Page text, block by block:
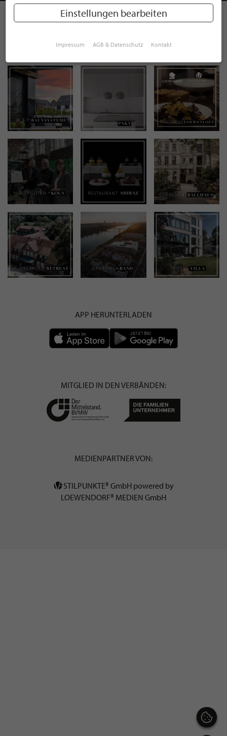
INSTAGRAM
APP HERUNTERLADEN
MITGLIED IN DEN VERBÄNDEN:
MEDIENPARTNER VON:
STILPUNKTE® GmbH powered by
LOEWENDORF® MEDIEN GmbH
Einstellungen bearbeiten
Impressum AGB & Datenschutz Kontakt